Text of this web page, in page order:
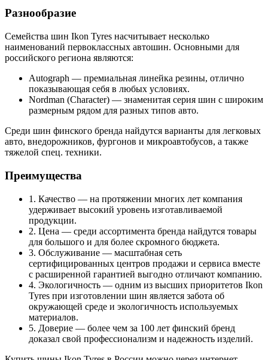
Разнообразие
Семейства шин Ikon Tyres насчитывает несколько
наименований первоклассных автошин. Основными для
российского региона являются:
Autograph — премиальная линейка резины, отлично
показывающая себя в любых условиях.
Nordman (Character) — знаменитая серия шин с широким
размерным рядом для разных типов авто.
Среди шин финского бренда найдутся варианты для легковых
авто, внедорожников, фургонов и микроавтобусов, а также
тяжелой спец. техники.
Преимущества
1. Качество — на протяжении многих лет компания
удерживает высокий уровень изготавливаемой
продукции.
2. Цена — среди ассортимента бренда найдутся товары
для большого и для более скромного бюджета.
3. Обслуживание — масштабная сеть
сертифицированных центров продажи и сервиса вместе
с расширенной гарантией выгодно отличают компанию.
4. Экологичность — одним из высших приоритетов Ikon
Tyres при изготовлении шин является забота об
окружающей среде и экологичность используемых
материалов.
5. Доверие — более чем за 100 лет финский бренд
доказал свой профессионализм и надежность изделий.